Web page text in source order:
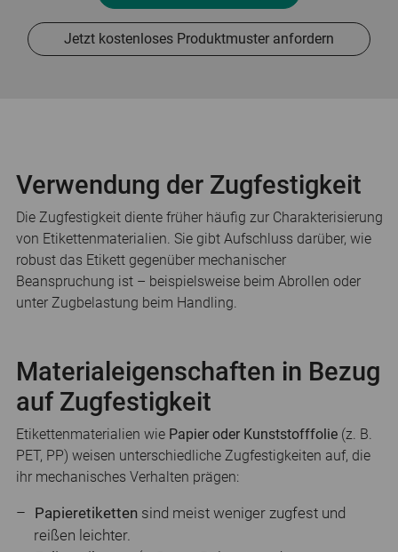
Jetzt kostenloses Produktmuster anfordern
Verwendung der Zugfestigkeit
Die Zugfestigkeit diente früher häufig zur Charakterisierung
von Etikettenmaterialien. Sie gibt Aufschluss darüber, wie
robust das Etikett gegenüber mechanischer
Beanspruchung ist – beispielsweise beim Abrollen oder
unter Zugbelastung beim Handling.
Materialeigenschaften in Bezug
auf Zugfestigkeit
Etikettenmaterialien wie Papier oder Kunststofffolie(z. B.
PET, PP) weisen unterschiedliche Zugfestigkeiten auf, die
ihr mechanisches Verhalten prägen:
Papieretikettensind meist weniger zugfest und
reißen leichter.